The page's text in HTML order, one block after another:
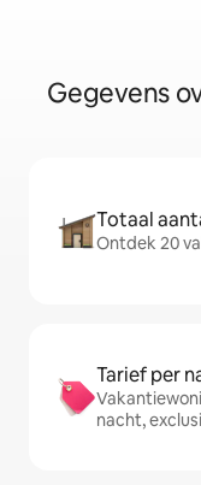
Gegevens
Totaal
Ontdek 20
Tarief per
nacht,